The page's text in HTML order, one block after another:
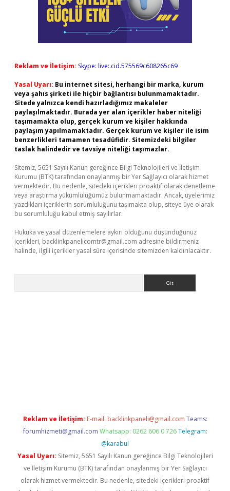
Reklam ve İletişim: Skype: live:.cid.575569c608265c69
Yasal Uyarı: Bu internet sitesi, herhangi bir marka, kurum
veya şahıs şirketi ile hiçbir bağlantısı bulunmamaktadır.
Sitede yalnızca kendi hazırladığımız makaleler
paylaşılmaktadır. Burada yer alan içerikler haber niteliği
taşımamakta olup, gerçek kurum ve kişiler hakkında
paylaşım yapılmamaktadır. Gerçek kurum ve kişiler ile isim
benzerlikleri tamamen tesadüfidir. Sitemizdeki bilgiler
taslak halindedir ve tavsiye niteliği taşımazlar.
Sitemiz, 5651 Sayılı Kanun gereğince Bilgi Teknolojileri ve İletişim
Kurumu (BTK) tarafından onaylanmış bir Yer Sağlayıcı olarak hizmet
vermektedir. Bu nedenle, sitedeki içerikleri proaktif olarak denetleme
veya araştırma yükümlülüğümüz bulunmamaktadır. Ancak, üyelerimiz
yazdıkları içeriklerin sorumluluğunu taşımakta olup, siteye üye olarak
bu sorumluluğu kabul etmiş sayılırlar.
Hukuka ve yasal düzenlemelere aykırı olduğunu düşündüğünüz
içerikleri, backlinkpanelicomtr@gmail.com adresine bildirmeniz
halinde, ilgili içerikler yasal süre içerisinde sitemizden kaldırılacaktır.
Reklam ve İletişim: E-mail: backlinkpaneli@gmail.com Teams:
forumhizmeti@gmail.com Whatsapp: 0262 606 0 726 Telegram:
@karabul
Yasal Uyarı: Sitemiz, 5651 Sayılı Kanun gereğince Bilgi Teknolojileri
ve İletişim Kurumu (BTK) tarafından onaylanmış bir Yer Sağlayıcı
olarak hizmet vermektedir. Bu nedenle, sitedeki içerikleri proaktif